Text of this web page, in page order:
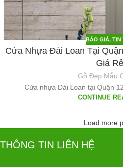
BÁO GIÁ, TIN
Cửa Nhựa Đài Loan Tại
Giá Rẻ
Gỗ Đẹp Mẫu
Cửa nhựa Đài Loan tại Quận
CONTINUE
Load more
THÔNG TIN LIÊN HỆ